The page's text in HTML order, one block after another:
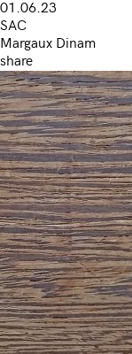
01.06.23
SAC
Margaux Dinam
share